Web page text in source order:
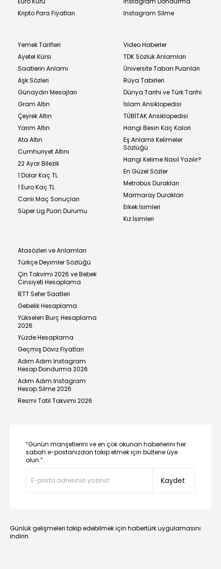
Kripto Para Fiyatları
Instagram Silme
Yemek Tarifleri
Ayetel Kürsi
Saatlerin Anlamı
Aşk Sözleri
Günaydın Mesajları
Gram Altın
Çeyrek Altın
Yarım Altın
Ata Altın
Cumhuriyet Altını
22 Ayar Bilezik
1 Dolar Kaç TL
1 Euro Kaç TL
Canlı Maç Sonuçları
Süper Lig Puan Durumu
Video Haberler
TDK Sözlük Anlamları
Üniversite Taban Puanları
Rüya Tabirleri
Dünya Tarihi ve Türk Tarihi
İslam Ansiklopedisi
TÜBİTAK Ansiklopedisi
Hangi Besin Kaç Kalori
Eş Anlamlı Kelimeler
Sözlüğü
Hangi Kelime Nasıl Yazılır?
En Güzel Sözler
Metrobüs Durakları
Marmaray Durakları
Erkek İsimleri
Kız İsimleri
Atasözleri ve Anlamları
Türkçe Deyimler Sözlüğü
Çin Takvimi 2026 ve Bebek
Cinsiyeti Hesaplama
İETT Sefer Saatleri
Gebelik Hesaplama
Yükselen Burç Hesaplama
2026
Yüzde Hesaplama
Geçmiş Döviz Fiyatları
Adım Adım Instagram
Hesap Dondurma 2026
Adım Adım Instagram
Hesap Silme 2026
Resmi Tatil Takvimi 2026
“Günün manşetlerini ve en çok okunan haberlerini her
sabah e-postanızdan takip etmek için bültene üye
olun.”
Kaydet
Günlük gelişmeleri takip edebilmek için habertürk uygulamasını
indirin